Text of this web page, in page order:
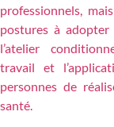
professionnels,
postures à
l’atelier
travail et
personnes de
santé.